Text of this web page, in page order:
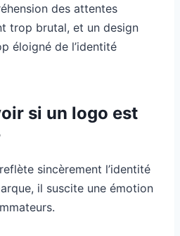
des attentes
trop brutal, et un design
éloigné de l’identité
si un logo est
sincèrement l’identité
il suscite une émotion